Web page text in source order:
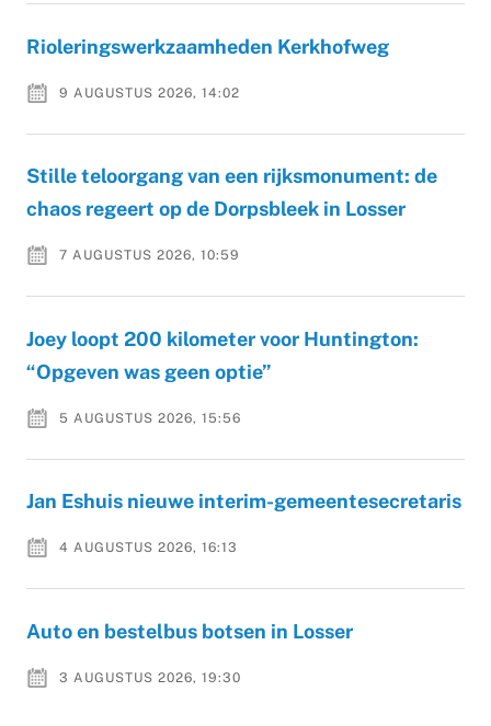
Rioleringswerkzaamheden Kerkhofweg
9 AUGUSTUS 2026, 14:02
Stille teloorgang van een rijksmonument: de
chaos regeert op de Dorpsbleek in Losser
7 AUGUSTUS 2026, 10:59
Joey loopt 200 kilometer voor Huntington:
“Opgeven was geen optie”
5 AUGUSTUS 2026, 15:56
Jan Eshuis nieuwe interim-gemeentesecretaris
4 AUGUSTUS 2026, 16:13
Auto en bestelbus botsen in Losser
3 AUGUSTUS 2026, 19:30